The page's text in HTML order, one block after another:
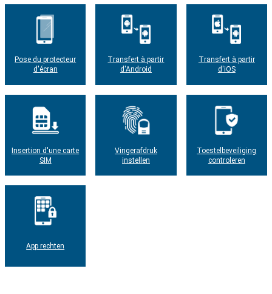
Pose du protecteur
d'écran
Transfert à partir
d'Android
Transfert à partir
d'iOS
Insertion d'une carte
SIM
Vingerafdruk
instellen
Toestelbeveiliging
controleren
App rechten